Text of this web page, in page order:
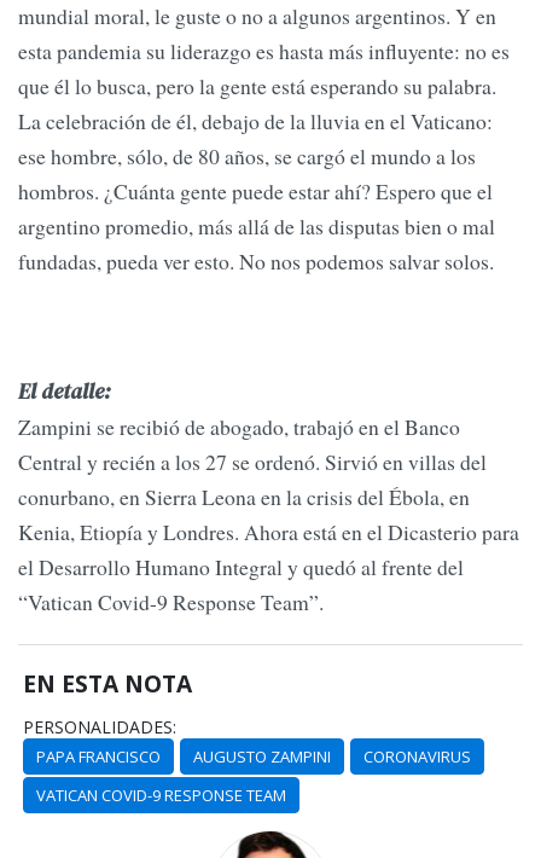
mundial moral, le guste o no a algunos argentinos. Y en
esta pandemia su liderazgo es hasta más influyente: no es
que él lo busca, pero la gente está esperando su palabra.
La celebración de él, debajo de la lluvia en el Vaticano:
ese hombre, sólo, de 80 años, se cargó el mundo a los
hombros. ¿Cuánta gente puede estar ahí? Espero que el
argentino promedio, más allá de las disputas bien o mal
fundadas, pueda ver esto. No nos podemos salvar solos.
El detalle:
Zampini se recibió de abogado, trabajó en el Banco
Central y recién a los 27 se ordenó. Sirvió en villas del
conurbano, en Sierra Leona en la crisis del Ébola, en
Kenia, Etiopía y Londres. Ahora está en el Dicasterio para
el Desarrollo Humano Integral y quedó al frente del
“Vatican Covid-9 Response Team”.
EN ESTA NOTA
PERSONALIDADES:
PAPA FRANCISCO AUGUSTO ZAMPINI
CORONAVIRUS
VATICAN COVID-9 RESPONSE TEAM